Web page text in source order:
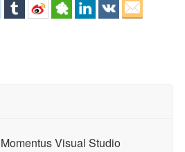
Momentus Visual Studio